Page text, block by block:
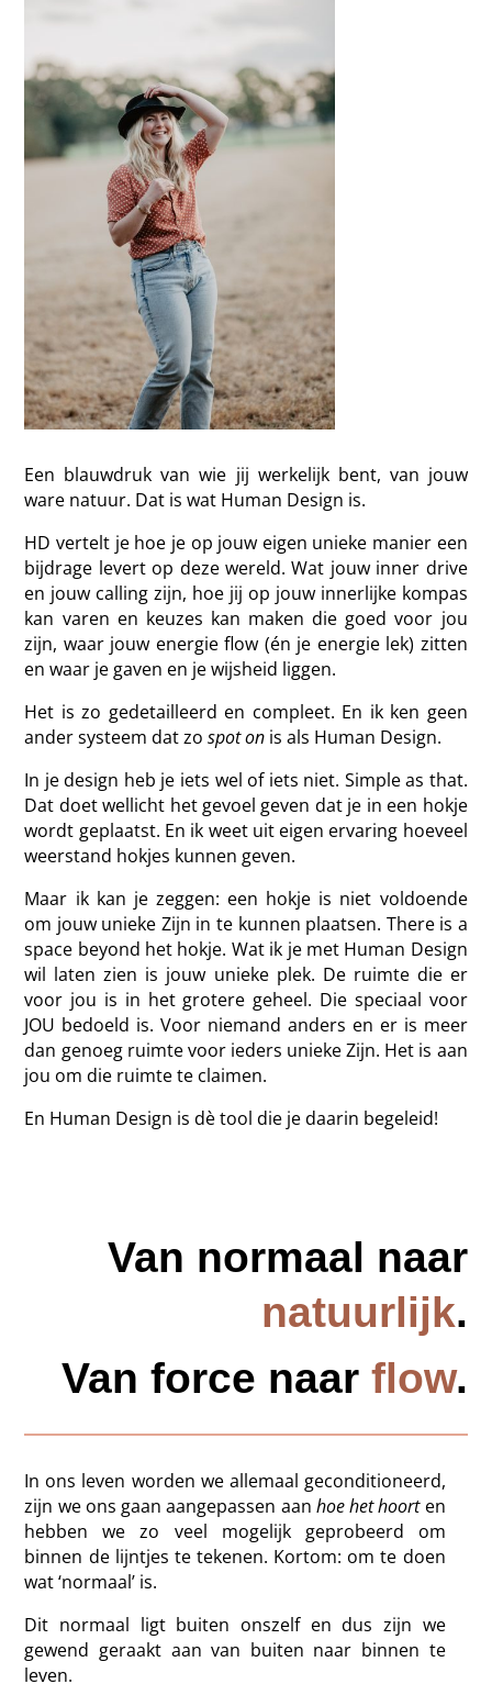
Een blauwdruk van wie jij werkelijk bent, van jouw
ware natuur. Dat is wat Human Design is.
HD vertelt je hoe je op jouw eigen unieke manier een
bijdrage levert op deze wereld. Wat jouw inner drive
en jouw calling zijn, hoe jij op jouw innerlijke kompas
kan varen en keuzes kan maken die goed voor jou
zijn, waar jouw energie flow (én je energie lek) zitten
en waar je gaven en je wijsheid liggen.
Het is zo gedetailleerd en compleet. En ik ken geen
ander systeem dat zospot on is als Human Design.
In je design heb je iets wel of iets niet. Simple as that.
Dat doet wellicht het gevoel geven dat je in een hokje
wordt geplaatst. En ik weet uit eigen ervaring hoeveel
weerstand hokjes kunnen geven.
Maar ik kan je zeggen: een hokje is niet voldoende
om jouw unieke Zijn in te kunnen plaatsen. There is a
space beyond het hokje. Wat ik je met Human Design
wil laten zien is jouw unieke plek. De ruimte die er
voor jou is in het grotere geheel. Die speciaal voor
JOU bedoeld is. Voor niemand anders en er is meer
dan genoeg ruimte voor ieders unieke Zijn. Het is aan
jou om die ruimte te claimen.
En Human Design is dè tool die je daarin begeleid!
Van normaal naar
natuurlijk.
Van force naar flow.
In ons leven worden we allemaal geconditioneerd,
zijn we ons gaan aangepassen aan hoe het hoort en
hebben we zo veel mogelijk geprobeerd om
binnen de lijntjes te tekenen. Kortom: om te doen
wat ‘normaal’ is.
Dit normaal ligt buiten onszelf en dus zijn we
gewend geraakt aan van buiten naar binnen te
leven.